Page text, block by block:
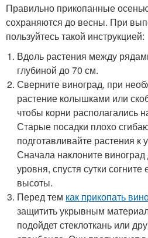
Правильно прикопанные
сохраняются до весны. При
пользуйтесь такой инструкцией:
Вдоль растения между
глубиной до 70 см.
Сверните виноград, при
растение колышками или
чтобы корни располагались
Старые посадки плохо
подготавливайте растения к
Сначала наклоните
уровня, спустя сутки
высоты.
Перед тем как прикопать
защитить укрывным
подойдет стеклоткань или